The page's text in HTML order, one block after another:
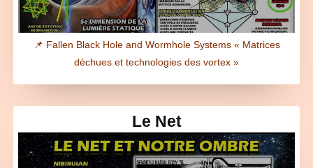
📌 Fallen Black Hole and Wormhole Systems « Matrices
déchues et technologies des vortex »
Le Net